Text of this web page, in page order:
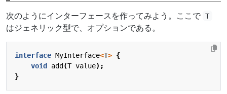
次のようにインターフェースを作ってみよう。ここで T
はジェネリック型で、オプションである。
interface MyInterface<T> {
void
add (T value);
}